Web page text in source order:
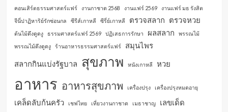
คอนเสิร์ตธรรมศาสตร์แฟร์ งานกาชาด 2568 งานแฟร์ 2569
งานแฟร์ มธ รังสิต
จีนี่ปาฏิหาริย์รักซ่อนกล
ซีรีส์เกาหลี ซีรี่ย์เกาหลี ตรวจสลาก ตรวจหวย
ต้นไม้ดึงดูดงู ธรรมศาสตร์แฟร์ 2569 ปฏิเสธการรักษา ผลสลาก
พรรณไม้
พรรณไม้ดึงดูดงู
ร้านอาหารธรรมศาสตร์แฟร์
สมุนไพร
สลากกินแบ่งรัฐบาล สุขภาพ หนังเกาหลี หวย
อาหาร อาหารสุขภาพ เครื่องปรุง เครื่องปรุงหมดอายุ
เคล็ดลับก้นครัว เชฟไทย เที่ยวงานกาชาด เมธาชาญ เลขเด็ด